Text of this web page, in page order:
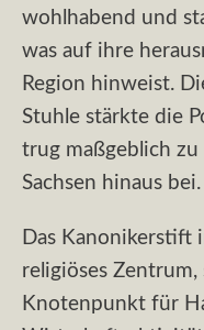
wohlhabend und
was auf ihre
Region hinweist.
Stuhle stärkte die
trug maßgeblich
Sachsen hinaus bei.
Das Kanonikerstift
religiöses Zentrum,
Knotenpunkt für